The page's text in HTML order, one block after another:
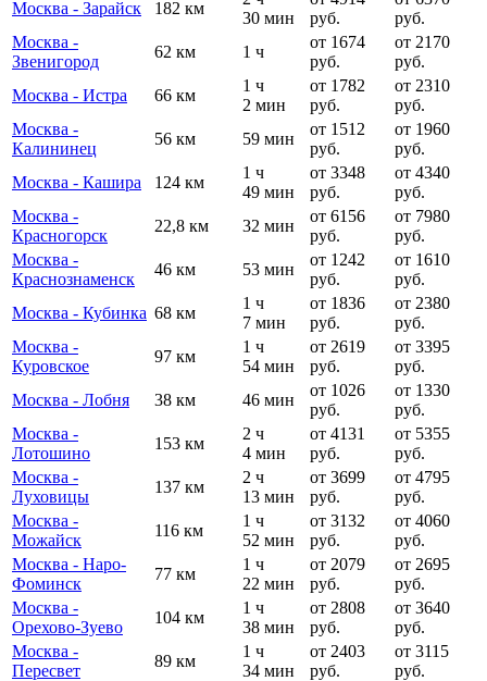
Москва - Зарайск
182 км
30 мин
руб.
руб.
Москва -
Звенигород
62 км 1 ч
от 1674
руб.
от 2170
руб.
Москва - Истра
66 км
1 ч
2 мин
от 1782
руб.
от 2310
руб.
Москва -
Калининец
56 км 59 мин
от 1512
руб.
от 1960
руб.
Москва - Кашира
124 км
1 ч
49 мин
от 3348
руб.
от 4340
руб.
Москва -
Красногорск
22,8 км 32 мин
от 6156
руб.
от 7980
руб.
Москва -
Краснознаменск
46 км 53 мин
от 1242
руб.
от 1610
руб.
Москва - Кубинка 68 км
1 ч
7 мин
от 1836
руб.
от 2380
руб.
Москва -
Куровское
97 км
1 ч
54 мин
от 2619
руб.
от 3395
руб.
Москва - Лобня
38 км 46 мин
от 1026
руб.
от 1330
руб.
Москва -
Лотошино
153 км
2 ч
4 мин
от 4131
руб.
от 5355
руб.
Москва -
Луховицы
137 км
2 ч
13 мин
от 3699
руб.
от 4795
руб.
Москва -
Можайск
116 км
1 ч
52 мин
от 3132
руб.
от 4060
руб.
Москва - Наро-
Фоминск
77 км
1 ч
22 мин
от 2079
руб.
от 2695
руб.
Москва -
Орехово-Зуево
104 км
1 ч
38 мин
от 2808
руб.
от 3640
руб.
Москва -
Пересвет
89 км
1 ч
34 мин
от 2403
руб.
от 3115
руб.